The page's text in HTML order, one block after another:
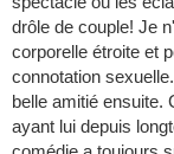
drôle de couple! Je
corporelle étroite et
connotation
belle amitié ensuite.
ayant lui depuis